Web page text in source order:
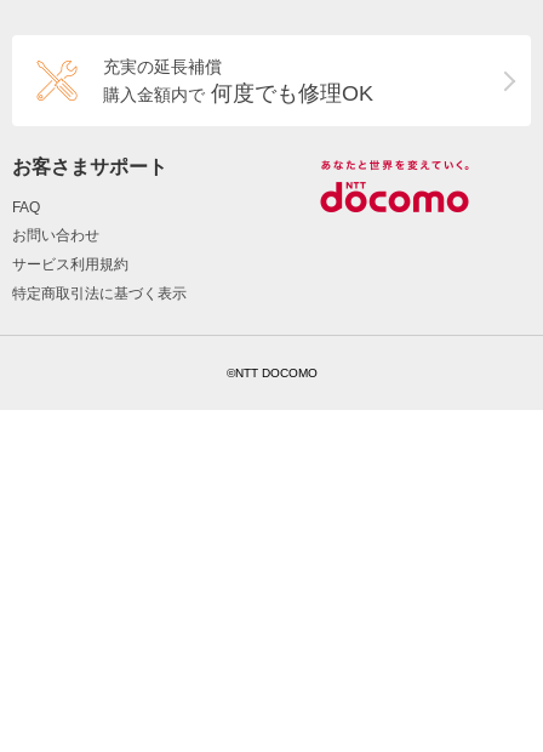
充実の延長補償
購入金額内で 何度でも修理OK
お客さまサポート
FAQ
お問い合わせ
サービス利用規約
特定商取引法に基づく表示
©NTT DOCOMO